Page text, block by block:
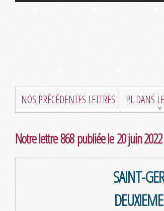
NOS PRÉCÉDENTES LETTRES PL DANS
Notre lettre 868 publiée le 20 juin 2022
SAINT-